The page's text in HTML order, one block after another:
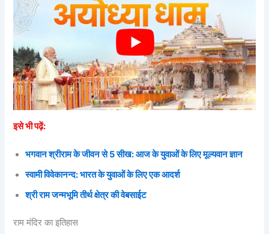
इसे भी पढ़ें:
भगवान श्रीराम के जीवन से 5 सीख: आज के युवाओं के लिए मूल्यवान ज्ञान
स्वामी विवेकानन्द: भारत के युवाओं के लिए एक आदर्श
श्री राम जन्मभूमि तीर्थ क्षेत्र की वेबसाईट
राम मंदिर का इतिहास